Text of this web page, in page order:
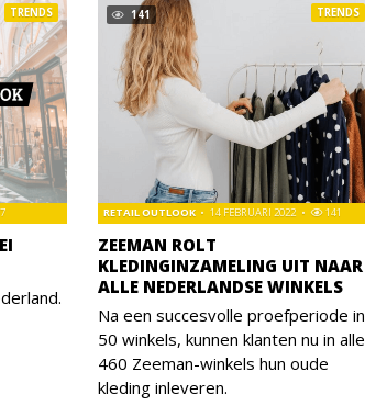
TRENDS 141
ZEEMAN ROLT
KLEDINGINZAMELING UIT NAAR
ALLE NEDERLANDSE WINKELS
RETAIL OUTLOOK 14 FEBRUARI 2022 141
TRENDS
Na een succesvolle proefperiode in
50 winkels, kunnen klanten nu in alle
460 Zeeman-winkels hun oude
kleding inleveren.